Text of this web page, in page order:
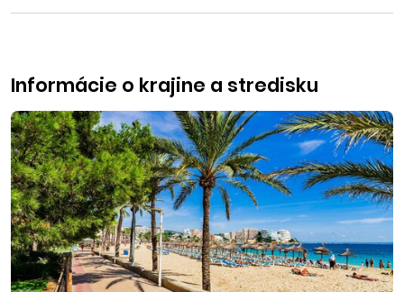
Informácie o krajine a stredisku